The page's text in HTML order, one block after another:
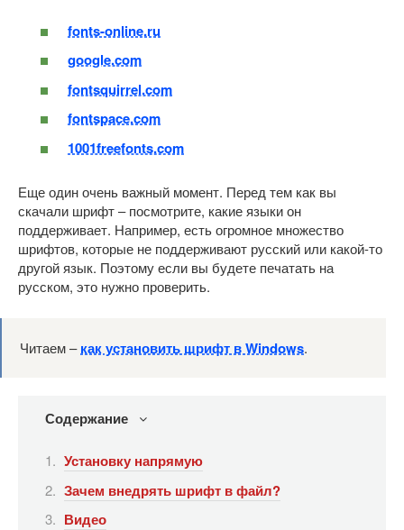
fonts-online.ru
google.com
fontsquirrel.com
fontspace.com
1001freefonts.com
Еще один очень важный момент. Перед тем как вы
скачали шрифт – посмотрите, какие языки он
поддерживает. Например, есть огромное множество
шрифтов, которые не поддерживают русский или какой-то
другой язык. Поэтому если вы будете печатать на
русском, это нужно проверить.
Читаем –как установить шрифт в Windows.
Содержание
Установку напрямую
Зачем внедрять шрифт в файл?
Видео